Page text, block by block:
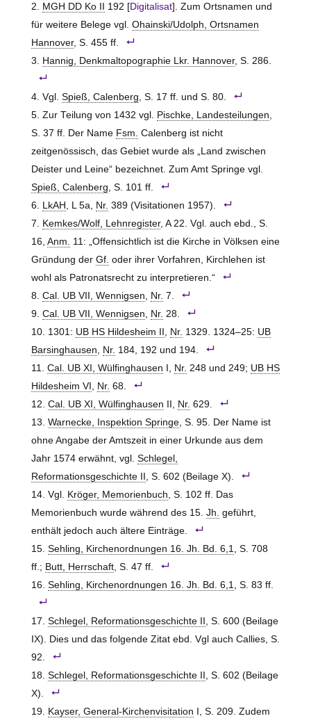
MGH DD Ko II 192 [Digitalisat]. Zum Ortsnamen und
für weitere Belege vgl. Ohainski/Udolph, Ortsnamen
Hannover, S. 455 ff.
Hannig, Denkmaltopographie Lkr. Hannover, S. 286.
Vgl. Spieß, Calenberg , S. 17 ff. und S. 80.
Zur Teilung von 1432 vgl. Pischke, Landesteilungen
S. 37 ff. Der Name Fsm. Calenberg ist nicht
zeitgenössisch, das Gebiet wurde als „Land zwischen
Deister und Leine“ bezeichnet. Zum Amt Springevgl.
Spieß, Calenberg , S. 101 ff.
LkAH , L 5a, Nr. 389 (Visitationen 1957).
Kemkes/Wolf, Lehnregister, A 22. Vgl. auch ebd., S.
16, Anm.
11: „Offensichtlich ist die Kirche in Völksen eine
Gründung der Gf. oder ihrer Vorfahren, Kirchlehen ist
wohl als Patronatsrecht zu interpretieren.“
Cal. UB VII, Wennigsen
Nr. 7.
Cal. UB VII, Wennigsen
Nr. 28.
1301: UB HS Hildesheim II Nr. 1329. 1324–25: UB
Barsinghausen
Nr. 184, 192 und 194.
Cal. UB XI, Wülfinghausen I, Nr. 248 und 249; UB HS
Hildesheim VI
Nr. 68.
Cal. UB XI, Wülfinghausen II, Nr. 629.
Warnecke, Inspektion Springe, S. 95. Der Name ist
ohne Angabe der Amtszeit in einer Urkunde aus dem
Jahr 1574 erwähnt, vgl. Schlegel,
Reformationsgeschichte II , S. 602 (Beilage X).
Vgl. Kröger, Memorienbuch , S. 102 ff. Das
Memorienbuch wurde während des 15. Jh. geführt,
enthält jedoch auch ältere Einträge.
Sehling, Kirchenordnungen 16. Jh. Bd. 6,1
, S. 708
ff.; Butt, Herrschaft, S. 47 ff.
Sehling, Kirchenordnungen 16. Jh. Bd. 6,1
, S. 83 ff.
Schlegel, Reformationsgeschichte II , S. 600 (Beilage
IX). Dies und das folgende Zitat ebd. Vgl auch Callies, S.
92.
Schlegel, Reformationsgeschichte II , S. 602 (Beilage
X).
Kayser, General-Kirchenvisitation I, S. 209. Zudem